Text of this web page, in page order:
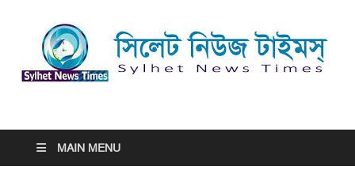
সিলেট নিউজ টাইমস্ | Sylhet
News Times
MAIN MENU